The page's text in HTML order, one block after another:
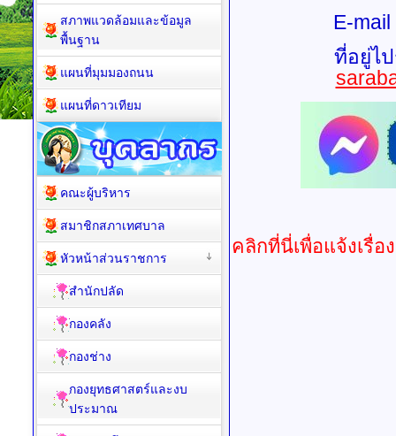
E-
ที่อยู่ไ
คลิกที่นี่เพื่อแจ้งเรื่อ
สภาพแวดล้อมและข้อมูล
พื้นฐาน
แผนที่มุมมองถนน
แผนที่ดาวเทียม
คณะผู้บริหาร
สมาชิกสภาเทศบาล
หัวหน้าส่วนราชการ
สำนักปลัด
กองคลัง
กองช่าง
กองยุทธศาสตร์และงบ
ประมาณ